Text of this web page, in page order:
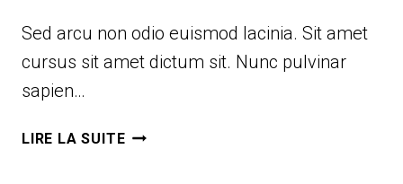
Sed arcu non odio euismod lacinia. Sit amet
cursus sit amet dictum sit. Nunc pulvinar
sapien…
LIRE LA SUITEPASSION